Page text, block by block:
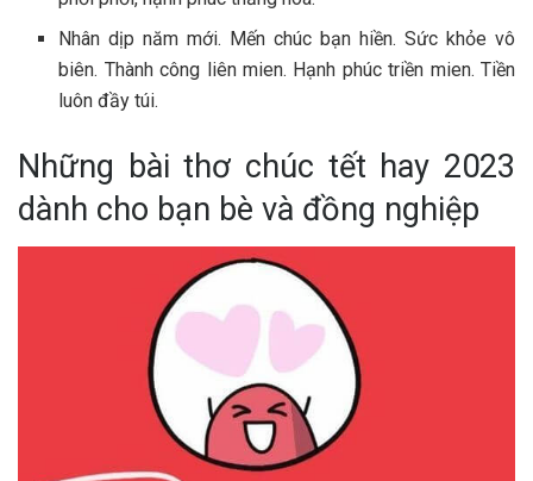
Nhân dịp năm mới. Mến chúc bạn hiền. Sức khỏe vô
biên. Thành công liên mien. Hạnh phúc triền mien. Tiền
luôn đầy túi.
Những bài thơ chúc tết hay 2023
dành cho bạn bè và đồng nghiệp